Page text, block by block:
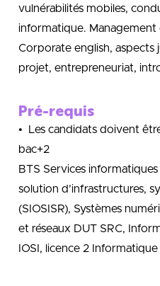
vulnérabilités mobiles,
informatique.
Corporate english, aspects
projet, entrepreneuriat,
Pré-requis
• Les candidats doivent
bac+2
BTS Services
solution d’infrastructures,
(SIOSISR), Systèmes
et réseaux DUT SRC,
IOSI, licence 2 Informatique